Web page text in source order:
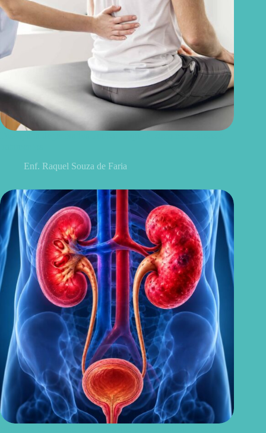
Enf. Raquel Souza de Faria